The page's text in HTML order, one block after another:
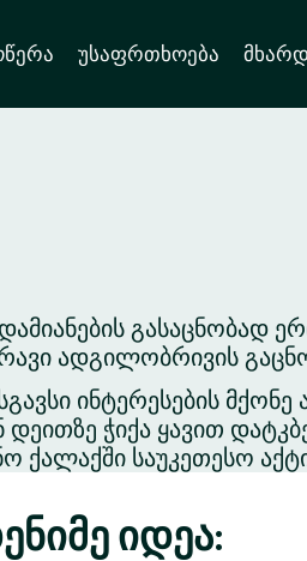
უსაფრთხოება
ადგილობრივის
ინტერესების
ჭიქა ყავით
საუკეთესო
იდეა: